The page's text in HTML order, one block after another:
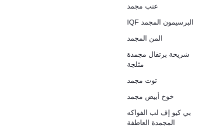
عنب مجمد
IQF البرسيمون المجمد
المن المجمد
شريحة برتقال مجمدة
مثلجة
توت مجمد
خوخ أبيض مجمد
بي كيو إف لب الفواكه
المجمدة العاطفة